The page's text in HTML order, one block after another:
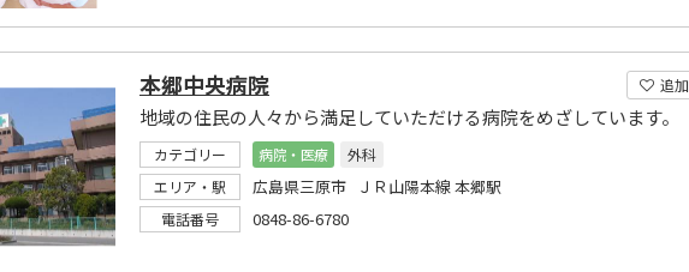
追加
本郷中央病院
地域の住民の人々から満足していただける病院をめざしています。
カテゴリー 病院・医療
外科
エリア・駅
広島県三原市 ＪＲ山陽本線 本郷駅
電話番号 0848-86-6780